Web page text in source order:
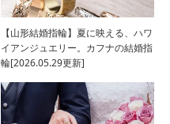
【山形結婚指輪】夏に映える、ハワ
イアンジュエリー。カフナの結婚指
輪[2026.05.29更新]